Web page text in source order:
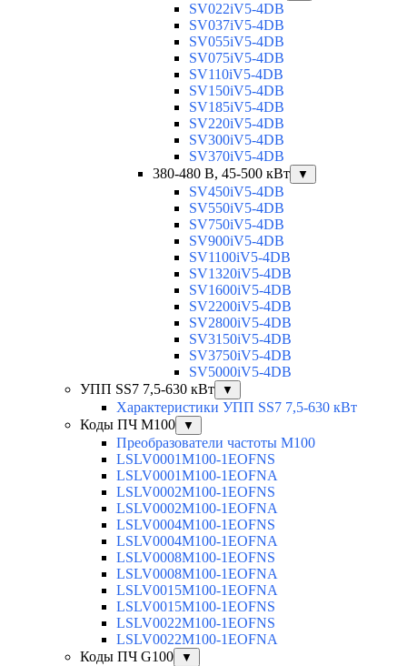
SV022iV5-4DB
SV037iV5-4DB
SV055iV5-4DB
SV075iV5-4DB
SV110iV5-4DB
SV150iV5-4DB
SV185iV5-4DB
SV220iV5-4DB
SV300iV5-4DB
SV370iV5-4DB
380-480 В, 45-500 кВт
▼
SV450iV5-4DB
SV550iV5-4DB
SV750iV5-4DB
SV900iV5-4DB
SV1100iV5-4DB
SV1320iV5-4DB
SV1600iV5-4DB
SV2200iV5-4DB
SV2800iV5-4DB
SV3150iV5-4DB
SV3750iV5-4DB
SV5000iV5-4DB
УПП SS7 7,5-630 кВт
▼
Характеристики УПП SS7 7,5-630 кВт
Коды ПЧ М100
▼
Преобразователи частоты M100
LSLV0001M100-1EOFNS
LSLV0001M100-1EOFNA
LSLV0002M100-1EOFNS
LSLV0002M100-1EOFNA
LSLV0004M100-1EOFNS
LSLV0004M100-1EOFNA
LSLV0008M100-1EOFNS
LSLV0008M100-1EOFNA
LSLV0015M100-1EOFNA
LSLV0015M100-1EOFNS
LSLV0022M100-1EOFNS
LSLV0022M100-1EOFNA
Коды ПЧ G100
▼